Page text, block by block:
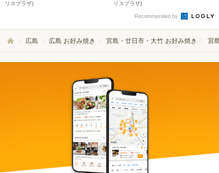
リスプラザ)
リスプラザ)
Recommended by
広島 広島 お好み焼き 宮島・廿日市・大竹 お好み焼き 宮